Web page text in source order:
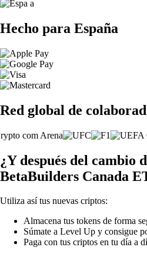
Hecho para España
Red global de
¿Y después del cambio
BetaBuilders Canada
Utiliza así tus nuevas criptos:
Almacena tus tokens de forma
Súmate a Level Up y consigue
Paga con tus criptos en tu día a